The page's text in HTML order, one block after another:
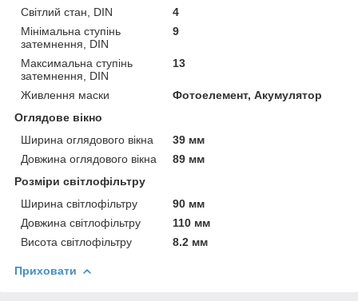
Світлий стан, DIN
4
Мінімальна ступінь
затемнення, DIN
9
Максимальна ступінь
затемнення, DIN
13
Живлення маски
Фотоелемент, Акумулятор
Оглядове вікно
Ширина оглядового вікна
39 мм
Довжина оглядового вікна
89 мм
Розміри світлофільтру
Ширина світлофільтру
90 мм
Довжина світлофільтру
110 мм
Висота світлофільтру
8.2 мм
Приховати